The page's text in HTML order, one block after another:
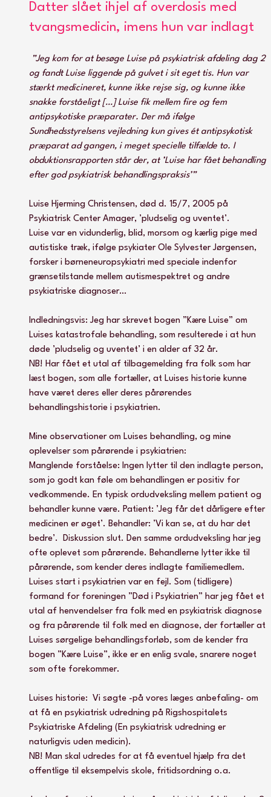
Datter slået ihjel af overdosis med
tvangsmedicin, imens hun var indlagt
”Jeg kom for at besøge Luise på psykiatrisk afdeling dag 2
og fandt Luise liggende på gulvet i sit eget tis. Hun var
stærkt medicineret, kunne ikke rejse sig, og kunne ikke
snakke forståeligt […] Luise fik mellem fire og fem
antipsykotiske præparater. Der må ifølge
Sundhedsstyrelsens vejledning kun gives ét antipsykotisk
præparat ad gangen, i meget specielle tilfælde to. I
obduktionsrapporten står der, at ’Luise har fået behandling
efter god psykiatrisk behandlingspraksis’”
Luise Hjerming Christensen, død d. 15/7, 2005 på
Psykiatrisk Center Amager, ’pludselig og uventet’.
Luise var en vidunderlig, blid, morsom og kærlig pige med
autistiske træk, ifølge psykiater Ole Sylvester Jørgensen,
forsker i børneneuropsykiatri med speciale indenfor
grænsetilstande mellem autismespektret og andre
psykiatriske diagnoser…
Indledningsvis: Jeg har skrevet bogen ”Kære Luise” om
Luises katastrofale behandling, som resulterede i at hun
døde ’pludselig og uventet’ i en alder af 32 år.
NB! Har fået et utal af tilbagemelding fra folk som har
læst bogen, som alle fortæller, at Luises historie kunne
have været deres eller deres pårørendes
behandlingshistorie i psykiatrien.
Mine observationer om Luises behandling, og mine
oplevelser som pårørende i psykiatrien:
Manglende forståelse: Ingen lytter til den indlagte person,
som jo godt kan føle om behandlingen er positiv for
vedkommende. En typisk ordudveksling mellem patient og
behandler kunne være. Patient: ’Jeg får det dårligere efter
medicinen er øget’. Behandler: ’Vi kan se, at du har det
bedre’.  Diskussion slut. Den samme ordudveksling har jeg
ofte oplevet som pårørende. Behandlerne lytter ikke til
pårørende, som kender deres indlagte familiemedlem.
Luises start i psykiatrien var en fejl. Som (tidligere)
formand for foreningen ”Død i Psykiatrien” har jeg fået et
utal af henvendelser fra folk med en psykiatrisk diagnose
og fra pårørende til folk med en diagnose, der fortæller at
Luises sørgelige behandlingsforløb, som de kender fra
bogen ”Kære Luise”, ikke er en enlig svale, snarere noget
som ofte forekommer.
Luises historie:  Vi søgte -på vores læges anbefaling- om
at få en psykiatrisk udredning på Rigshospitalets
Psykiatriske Afdeling (En psykiatrisk udredning er
naturligvis uden medicin).
NB! Man skal udredes for at få eventuel hjælp fra det
offentlige til eksempelvis skole, fritidsordning o.a.